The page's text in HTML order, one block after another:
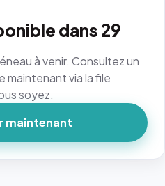
dans 29
à venir. Consultez un
maintenant via la file
soyez.
maintenant